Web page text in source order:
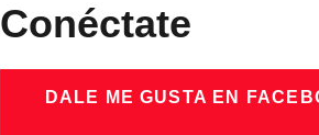
Conéctate
DALE ME GUSTA EN